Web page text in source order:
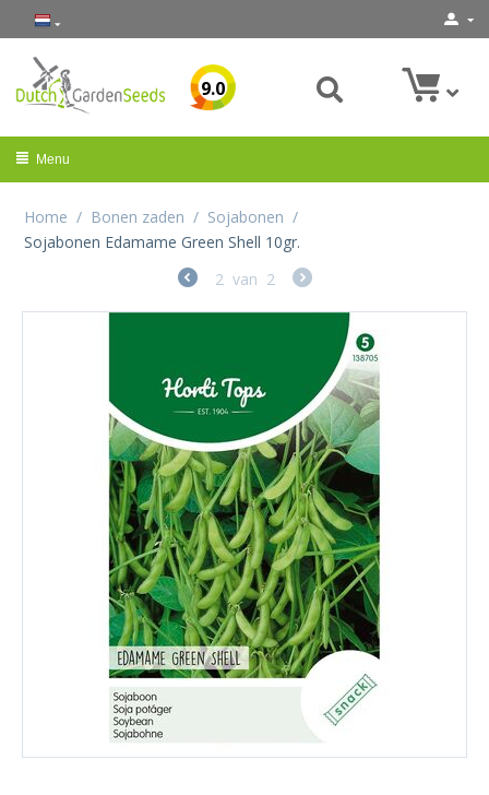
9.0
Menu
Home / Bonen zaden / Sojabonen /
Sojabonen Edamame Green Shell 10gr.
2 van 2